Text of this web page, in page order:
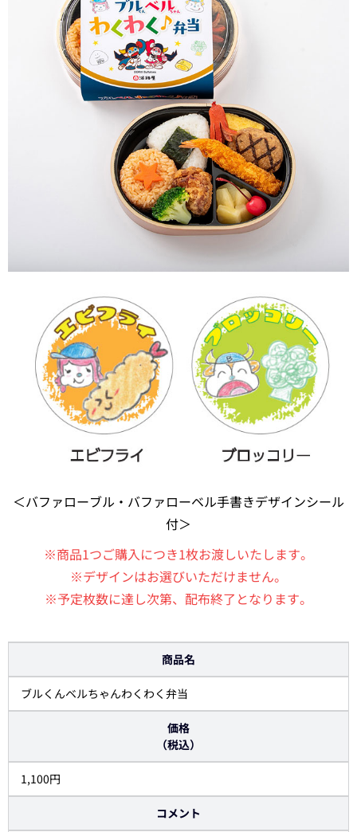
＜バファローブル・バファローベル手書きデザインシール
付＞
※商品1つご購入につき1枚お渡しいたします。
※デザインはお選びいただけません。
※予定枚数に達し次第、配布終了となります。
商品名
ブルくんベルちゃんわくわく弁当
価格
（税込）
1,100円
コメント